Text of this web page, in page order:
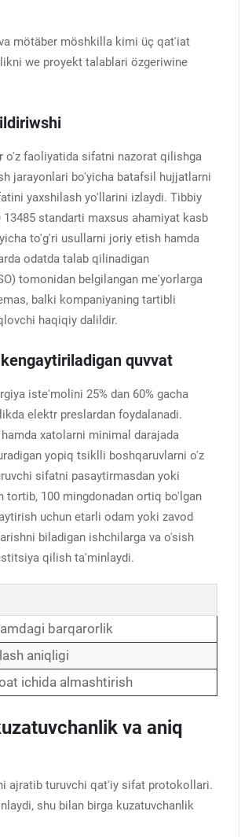
mötäber möshkilla kimi üç qat'iat
we proyekt talablari özgeriwine
o'z faoliyatida sifatni nazorat qilishga
jarayonlari bo'yicha batafsil hujjatlarni
yaxshilash yo'llarini izlaydi. Tibbiy
standarti maxsus ahamiyat kasb
to'g'ri usullarni joriy etish hamda
odatda talab qilinadigan
tomonidan belgilangan me'yorlarga
balki kompaniyaning tartibli
haqiqiy dalildir.
quvvat
iste'molini 25% dan 60% gacha
elektr preslardan foydalanadi.
xatolarni minimal darajada
yopiq tsiklli boshqaruvlarni o'z
sifatni pasaytirmasdan yoki
tortib, 100 mingdonadan ortiq bo'lgan
uchun etarli odam yoki zavod
biladigan ishchilarga va o'sish
qilish ta'minlaydi.
barqarorlik
aniqligi
ichida almashtirish
va aniq
ajratib turuvchi qat'iy sifat protokollari.
shu bilan birga kuzatuvchanlik